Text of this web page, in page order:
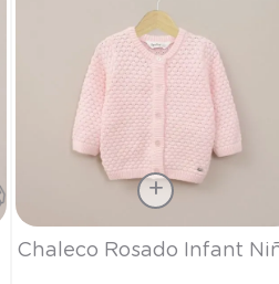
Talla
Chaleco Rosado Infant